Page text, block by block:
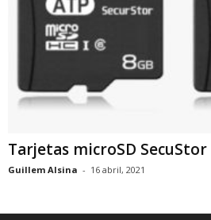
Tarjetas microSD SecuStor
Guillem Alsina - 16 abril, 2021